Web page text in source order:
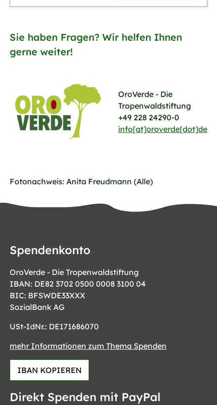
Sie haben Fragen? Wir helfen Ihnen
gerne weiter!
OroVerde - Die
Tropenwaldstiftung
+49 228 24290-0
info[at]oroverde[dot]de
Fotonachweis: Anita Freudmann (Alle)
Spendenkonto
OroVerde - Die Tropenwaldstiftung
IBAN: DE82 3702 0500 0008 3100 04
BIC: BFSWDE33XXX
SozialBank AG
USt-IdNr.: DE171686070
mehr Informationen zum Thema Spenden
IBAN KOPIEREN
Direkt Spenden mit PayPal